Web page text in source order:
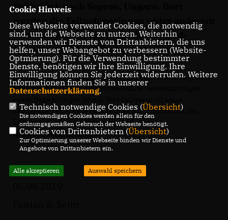
Frühstück nach Sopron, Ungarn. Dort
werden die Teilnehmerinnen unter anderem
an zwei Symposiumstagen der Konrad-
Adenauer-Stiftung Budapest teilnehmen.
Die Reise erfreute sich in der Vergangenheit bereits großer
Beliebtheit und hielt viele interessante Veranstaltungen
Teilnahme hat, wende sich gern an die Vorsitzende der
Lichtenrader Frauen Union, Erna Weimann:
weimanndem@aol.com.
Cookie Hinweis
Diese Webseite verwendet Cookies, die notwendig
sind, um die Webseite zu nutzen. Weiterhin
verwenden wir Dienste von Drittanbietern, die uns
helfen, unser Webangebot zu verbessern (Website-
Optmierung). Für die Verwendung bestimmter
Dienste, benötigen wir Ihre Einwilligung. Ihre
Einwilligung können Sie jederzeit widerrufen. Weitere
Informationen finden Sie in unserer
Datenschutzerklärung.
Technisch notwendige Cookies (Übersicht)
Die notwendigen Cookies werden allein für den
ordnungsgemäßen Gebrauch der Webseite benötigt.
Cookies von Drittanbietern (Übersicht)
Zur Optimierung unserer Webseite binden wir Dienste und
Angebote von Drittanbietern ein.
Alle akzeptieren Auswahl speichern